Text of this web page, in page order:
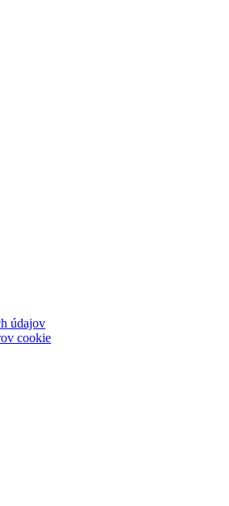
údajov
cookie